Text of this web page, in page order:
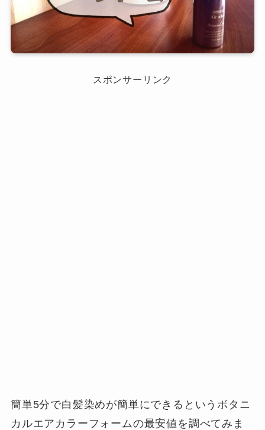
スポンサーリンク
簡単5分で白髪染めが簡単にできるというボタニ
カルエアカラーフォームの最安値を調べてみま